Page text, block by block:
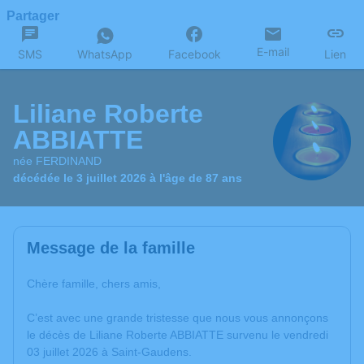
Partager
SMS WhatsApp Facebook E-mail Lien
Liliane Roberte
ABBIATTE
née FERDINAND
décédée le 3 juillet 2026 à l'âge de 87 ans
Message de la famille
Chère famille, chers amis,
C’est avec une grande tristesse que nous vous annonçons
le décès de Liliane Roberte ABBIATTE survenu le vendredi
03 juillet 2026 à Saint-Gaudens.